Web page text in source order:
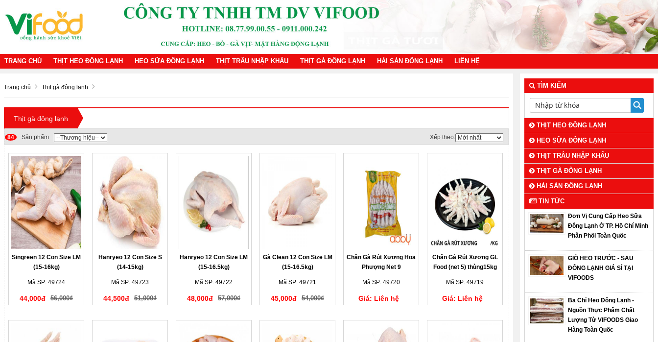
TRANG CHỦ THỊT HEO ĐÔNG LẠNH HEO SỮA ĐÔNG LẠNH THỊT TRÂU NHẬP KHẨU THỊT GÀ ĐÔNG LẠNH HẢI SẢN ĐÔNG LẠNH LIÊN HỆ
Trang chủ Thịt gà đông lạnh
Thịt gà đông lạnh
84 Sản phẩm Xếp theo:
Singreen 12 Con Size LM
(15-16kg)
Mã SP: 49724
44,000đ 56,000₫
Hanryeo 12 Con Size S
(14-15kg)
Mã SP: 49723
44,500đ 51,000₫
Hanryeo 12 Con Size LM
(15-16.5kg)
Mã SP: 49722
48,000đ 57,000₫
Gà Clean 12 Con Size LM
(15-16.5kg)
Mã SP: 49721
45,000đ 54,000₫
Chân Gà Rút Xương Hoa
Phượng Net 9
Mã SP: 49720
Giá: Liên hệ
Chân Gà Rút Xương GL
Food (net 5) thùng15kg
Mã SP: 49719
Giá: Liên hệ
TÌM KIẾM
THỊT HEO ĐÔNG LẠNH
HEO SỮA ĐÔNG LẠNH
THỊT TRÂU NHẬP KHẨU
THỊT GÀ ĐÔNG LẠNH
HẢI SẢN ĐÔNG LẠNH
TIN TỨC
Đơn Vị Cung Cấp Heo Sữa
Đông Lạnh Ở TP. Hồ Chí Minh
Phân Phối Toàn Quốc
GIÒ HEO TRƯỚC - SAU
ĐÔNG LẠNH GIÁ SỈ TẠI
VIFOODS
Ba Chỉ Heo Đông Lạnh -
Nguồn Thực Phẩm Chất
Lượng Từ VIFOODS Giao
Hàng Toàn Quốc